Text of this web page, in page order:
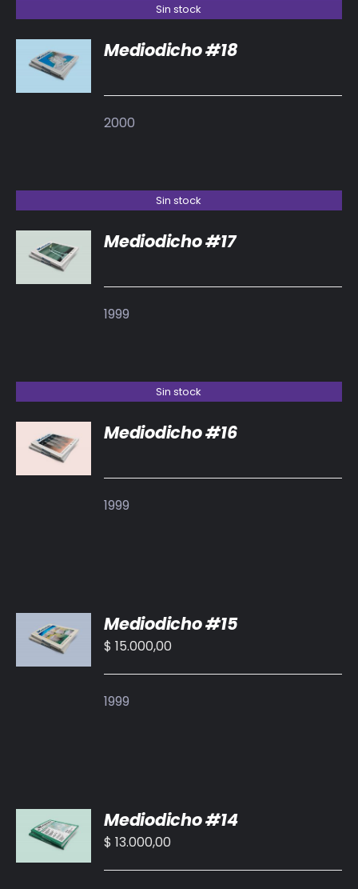
Sin stock
DETALLES
Mediodicho #18
2000
Sin stock
DETALLES
Mediodicho #17
1999
Sin stock
DETALLES
Mediodicho #16
1999
AL
CARRITO
/
Mediodicho #15
$ 15.000,00
1999
AL
CARRITO
/
Mediodicho #14
$ 13.000,00